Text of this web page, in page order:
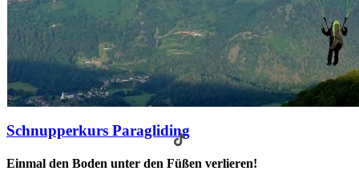
Schnupperkurs Paragliding
Einmal den Boden unter den Füßen verlieren!